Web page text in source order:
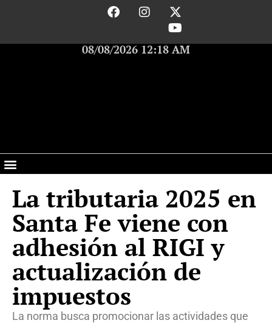
08/08/2026 12:18 AM
La tributaria 2025 en
Santa Fe viene con
adhesión al RIGI y
actualización de
impuestos
La norma busca promocionar las actividades que